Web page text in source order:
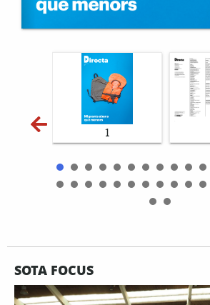
1
SOTA FOCUS